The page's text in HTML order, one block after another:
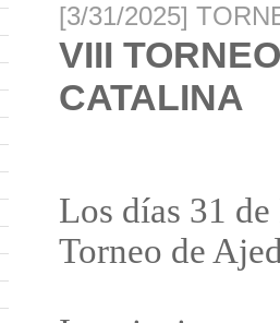
[3/31/2025]
VIII
CATALINA
Los días 31
Torneo de